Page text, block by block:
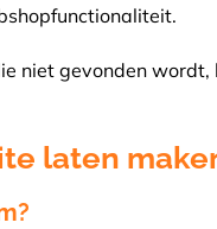
niet gevonden
laten